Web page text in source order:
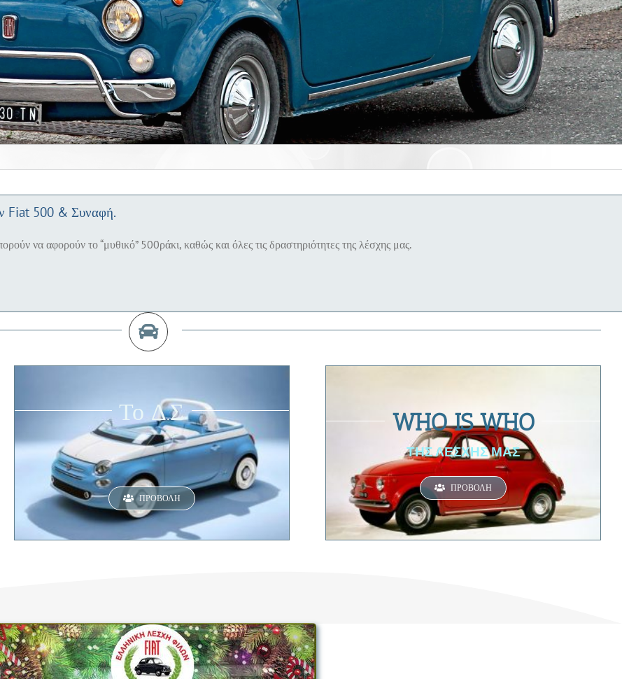
ΤΑ ΤΕΛΕΦΤΑΙΑ ΑΡΘΡΑ
Fiat 500 & Συναφή.
να αφορούν το “μυθικό” 500ράκι, καθώς και όλες τις δραστηριότητες της λέσχης μας.
Το Δ.Σ
ΠΡΟΒΟΛΉ
WHO IS WHO
ΤΗΣ ΛΕΣΧΗΣ ΜΑΣ
ΠΡΟΒΟΛΉ